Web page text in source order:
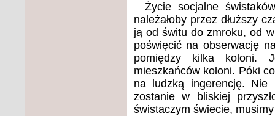
Życie socjalne
należałoby przez dłuższy
ją od świtu do zmroku, od
poświęcić na obserwację
pomiędzy kilka koloni.
mieszkańców koloni. Póki
na ludzką ingerencję.
zostanie w bliskiej
świstaczym świecie,